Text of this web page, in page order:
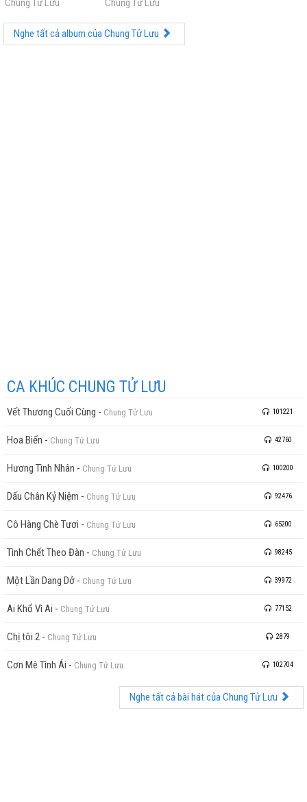
Chung Tử Lưu Chung Tử Lưu
Nghe tất cả album của Chung Tử Lưu
CA KHÚC CHUNG TỬ LƯU
Vết Thương Cuối Cùng - Chung Tử Lưu 101221
Hoa Biển - Chung Tử Lưu 42760
Hương Tình Nhân - Chung Tử Lưu 100200
Dấu Chân Kỷ Niệm - Chung Tử Lưu 92476
Cô Hàng Chè Tươi - Chung Tử Lưu 65200
Tình Chết Theo Đàn - Chung Tử Lưu 98245
Một Lần Dang Dở - Chung Tử Lưu 39972
Ai Khổ Vì Ai - Chung Tử Lưu 77152
Chị tôi 2 - Chung Tử Lưu 2879
Cơn Mê Tình Ái - Chung Tử Lưu 102704
Nghe tất cả bài hát của Chung Tử Lưu